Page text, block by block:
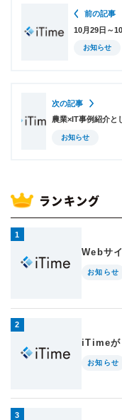
前の記事
お知らせ
次の記事
お知らせ
ランキング
Webサ
お知らせ
iTimeが
お知らせ